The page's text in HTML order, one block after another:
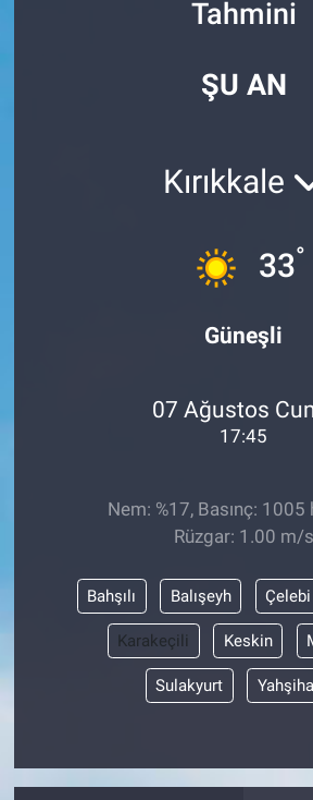
Tahmini
ŞU AN
Kırıkkale
33°
Güneşli
07 Ağustos
17:45
Nem: %17, Basınç: 1005
Rüzgar: 1.00 m/s
Bahşılı Balışeyh Çelebi
Karakeçili Keskin
Sulakyurt